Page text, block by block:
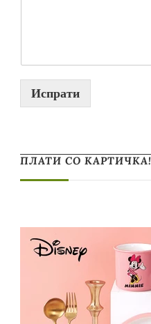
Испрати
ПЛАТИ СО КАРТИЧКА!